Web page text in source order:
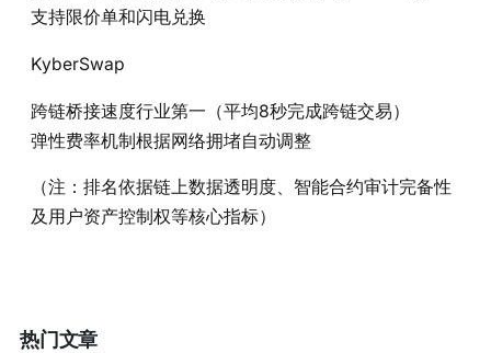
支持限价单和闪电兑换
KyberSwap‌
跨链桥接速度行业第一（平均8秒完成跨链交易）
弹性费率机制根据网络拥堵自动调整
（注：排名依据链上数据透明度、智能合约审计完备性
及用户资产控制权等核心指标）
热门文章